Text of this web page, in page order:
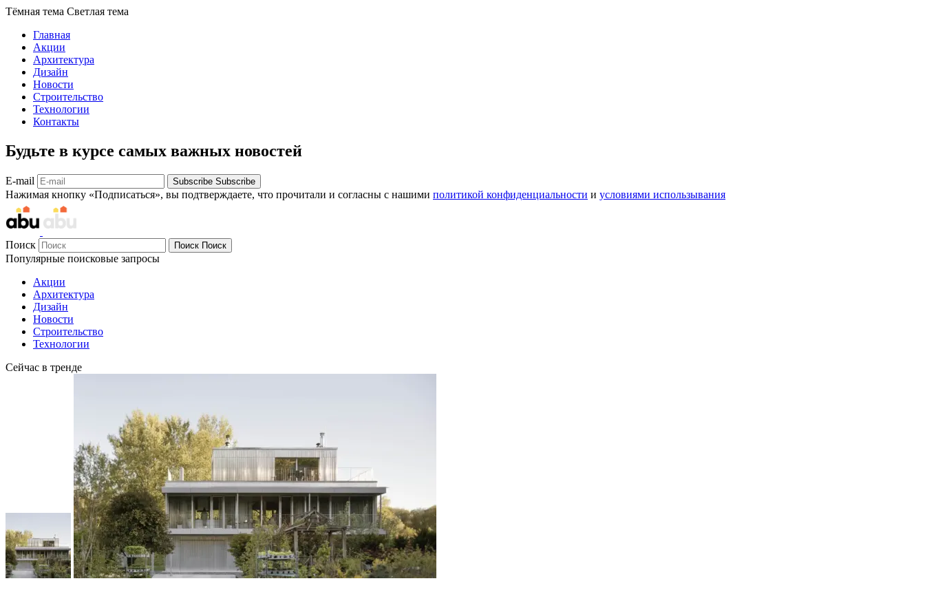
Тёмная тема Светлая тема
Главная
Акции
Архитектура
Дизайн
Новости
Строительство
Технологии
Контакты
Будьте в курсе самых важных новостей
E-mail Subscribe Subscribe
Нажимая кнопку «Подписаться», вы подтверждаете, что прочитали и согласны с нашими политикой конфиденциальности и условиями использывания
Поиск Поиск Поиск
Популярные поисковые запросы
Акции
Архитектура
Дизайн
Новости
Строительство
Технологии
Сейчас в тренде